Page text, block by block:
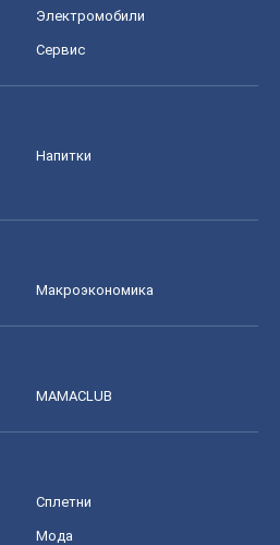
Электромобили
Сервис
Напитки
Mакроэкономика
MAMACLUB
Сплетни
Мода